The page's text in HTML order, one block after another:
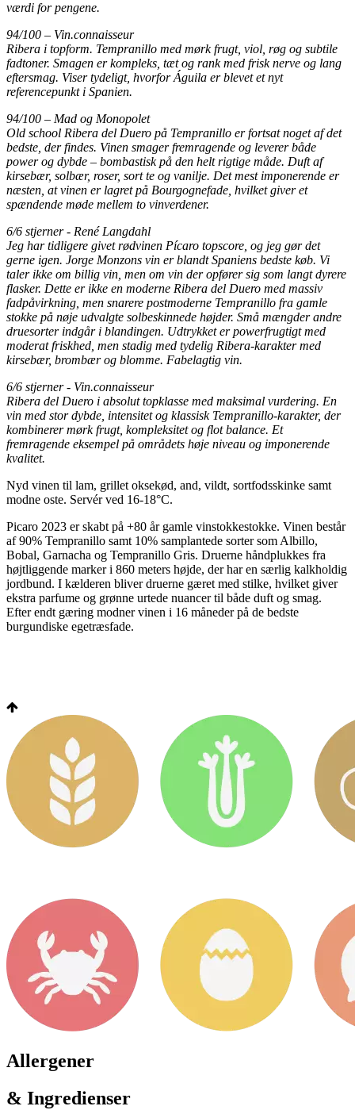
værdi for pengene.
94/100 – Vin.connaisseur
Ribera i topform. Tempranillo med mørk frugt, viol, røg og subtile
fadtoner. Smagen er kompleks, tæt og rank med frisk nerve og lang
eftersmag. Viser tydeligt, hvorfor Águila er blevet et nyt
referencepunkt i Spanien.
94/100 – Mad og Monopolet
Old school Ribera del Duero på Tempranillo er fortsat noget af det
bedste, der findes. Vinen smager fremragende og leverer både
power og dybde – bombastisk på den helt rigtige måde. Duft af
kirsebær, solbær, roser, sort te og vanilje. Det mest imponerende er
næsten, at vinen er lagret på Bourgognefade, hvilket giver et
spændende møde mellem to vinverdener.
6/6 stjerner - René Langdahl
Jeg har tidligere givet rødvinen Pícaro topscore, og jeg gør det
gerne igen. Jorge Monzons vin er blandt Spaniens bedste køb. Vi
taler ikke om billig vin, men om vin der opfører sig som langt dyrere
flasker. Dette er ikke en moderne Ribera del Duero med massiv
fadpåvirkning, men snarere postmoderne Tempranillo fra gamle
stokke på nøje udvalgte solbeskinnede højder. Små mængder andre
druesorter indgår i blandingen. Udtrykket er powerfrugtigt med
moderat friskhed, men stadig med tydelig Ribera-karakter med
kirsebær, brombær og blomme. Fabelagtig vin.
6/6 stjerner - Vin.connaisseur
Ribera del Duero i absolut topklasse med maksimal vurdering. En
vin med stor dybde, intensitet og klassisk Tempranillo-karakter, der
kombinerer mørk frugt, kompleksitet og flot balance. Et
fremragende eksempel på områdets høje niveau og imponerende
kvalitet.
Nyd vinen til lam, grillet oksekød, and, vildt, sortfodsskinke samt
modne oste. Servér ved 16-18°C.
Picaro 2023 er skabt på +80 år gamle vinstokkestokke. Vinen består
af 90% Tempranillo samt 10% samplantede sorter som Albillo,
Bobal, Garnacha og Tempranillo Gris. Druerne håndplukkes fra
højtliggende marker i 860 meters højde, der har en særlig kalkholdig
jordbund. I kælderen bliver druerne gæret med stilke, hvilket giver
ekstra parfume og grønne urtede nuancer til både duft og smag.
Efter endt gæring modner vinen i 16 måneder på de bedste
burgundiske egetræsfade.
Allergener
& Ingredienser